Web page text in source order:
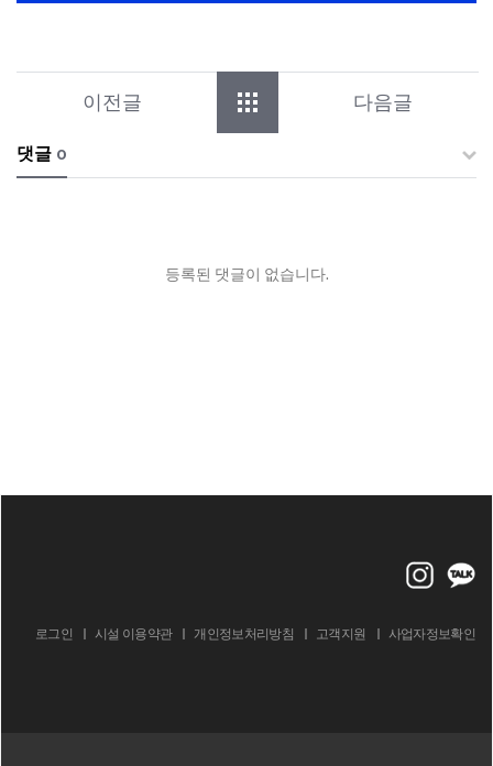
이전글 다음글
댓글 0
등록된 댓글이 없습니다.
로그인 시설 이용약관 개인정보처리방침 고객지원 사업자정보확인